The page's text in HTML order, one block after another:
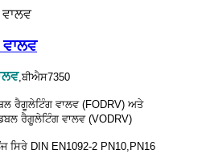
,ਬੀਐਸ7350
ਰੈਗੂਲੇਟਿੰਗ ਵਾਲਵ (FODRV) ਅਤੇ
ਰੈਗੂਲੇਟਿੰਗ ਵਾਲਵ (VODRV)
ਸਿਰੇ DIN EN1092-2 PN10,PN16